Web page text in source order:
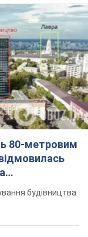
80-метровим
будівництва